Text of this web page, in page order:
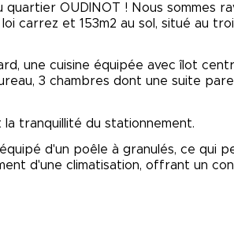
OUDINOT ! Nous sommes
carrez et 153m2 au sol, situé au
une cuisine équipée avec îlot
3 chambres dont une suite
tranquillité du stationnement.
d'un poêle à granulés, ce qui
d'une climatisation, offrant un